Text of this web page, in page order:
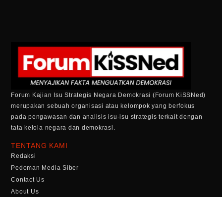
Forum Kajian Isu Strategis Negara Demokrasi (Forum KiSSNed)
merupakan sebuah organisasi atau kelompok yang berfokus
pada pengawasan dan analisis isu-isu strategis terkait dengan
tata kelola negara dan demokrasi.
TENTANG KAMI
Redaksi
Pedoman Media Siber
Contact Us
About Us